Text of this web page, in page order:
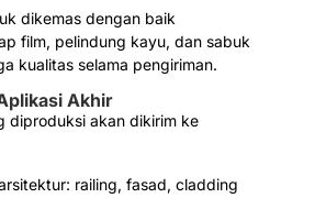
dikemas dengan baik
film, pelindung kayu, dan sabuk
kualitas selama pengiriman.
Akhir
diproduksi akan dikirim ke
railing, fasad, cladding